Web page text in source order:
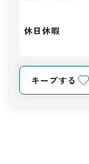
休日休暇
キープする